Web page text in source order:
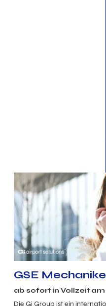
GSE
ab sofort in Vollzeit am
Die Gi Group ist ein